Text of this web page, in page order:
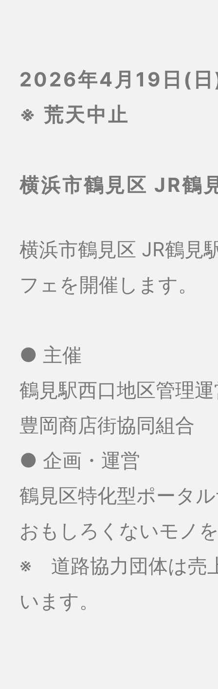
2026年4月19日(
※ 荒天中止
横浜市鶴見区 JR鶴
横浜市鶴見区 JR鶴見
フェを開催します。
● 主催
鶴見駅西口地区管理
豊岡商店街協同組合
● 企画・運営
鶴見区特化型ポータ
おもしろくないモノ
※ 道路協力団体は売
います。